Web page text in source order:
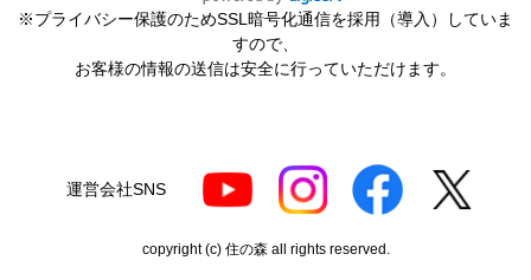
※プライバシー保護のためSSL暗号化通信を採用（導入）していま
すので、
お客様の情報の送信は安全に行っていただけます。
運営会社SNS
copyright (c) 住の森 all rights reserved.